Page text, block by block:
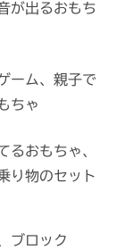
が出るおもち
ーム、親子で
ちゃ
るおもちゃ、
り物のセット
ブロック